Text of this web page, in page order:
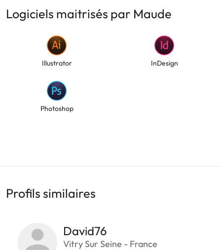
Logiciels maitrisés par Maude
Illustrator InDesign
Photoshop
Profils similaires
David76
Vitry Sur Seine - France